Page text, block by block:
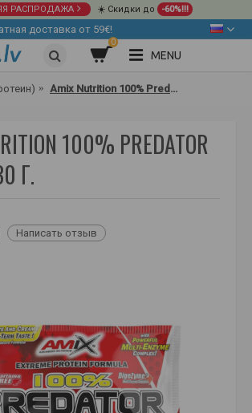
РАСПРОДАЖА ☀️ Скидки до -60%!!!
доставка от 59€!
0
MENU
Amix Nutrition 100% Predator Protein 30 г.
100% PREDATOR
Г.
Написать отзыв